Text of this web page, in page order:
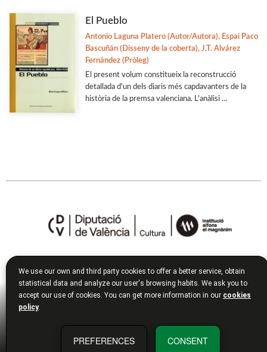
El Pueblo
Antonio Laguna Platero (Autor/Autora), Espai Paco
Bascuñán (Disseny de la coberta), J.T. Alvárez
Fernández (Pròleg)
El present volum constitueix la reconstrucció
detallada d'un dels diaris més capdavanters de la
història de la premsa valenciana. L'anàlisi ...
ADREÇA FÍSICA
Institució Alfons el Magnànim:
Carrer Corona, 36
46003 València
We use our own and third party cookies to offer a better service, obtain
statistical data and analyze our user's browsing habits. We ask you to
accept our use of cookies. You can get more information in our cookies
policy.
PREFERENCES CONSENT